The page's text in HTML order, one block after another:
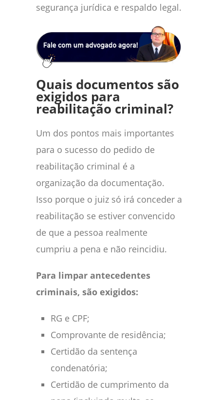
segurança jurídica e respaldo legal.
Quais documentos são
exigidos para
reabilitação criminal?
Um dos pontos mais importantes
para o sucesso do pedido de
reabilitação criminal é a
organização da documentação.
Isso porque o juiz só irá conceder a
reabilitação se estiver convencido
de que a pessoa realmente
cumpriu a pena e não reincidiu.
Para limpar antecedentes
criminais, são exigidos:
RG e CPF;
Comprovante de residência;
Certidão da sentença
condenatória;
Certidão de cumprimento da